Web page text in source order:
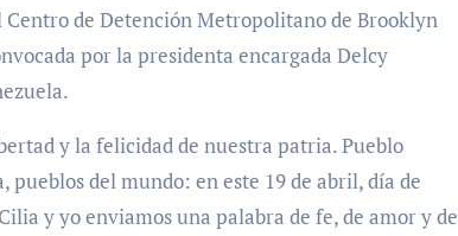
por la presidenta encargada Delcy
y la felicidad de nuestra patria. Pueblo
del mundo: en este 19 de abril, día de
y yo enviamos una palabra de fe, de amor y de